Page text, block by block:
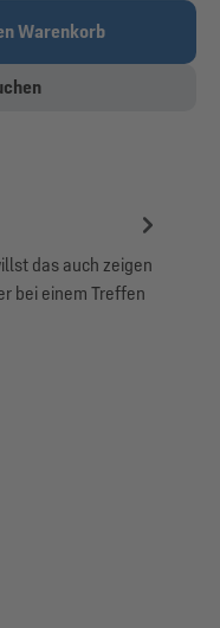
Wert ein
Warenkorb
das auch zeigen
bei einem Treffen